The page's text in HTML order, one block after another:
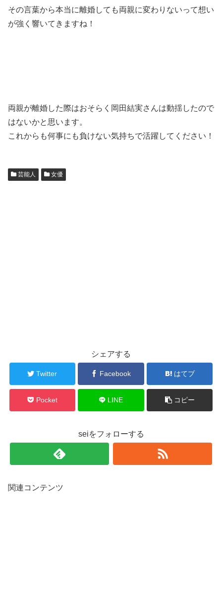
その言葉から本当に離婚しても両親に変わりないって想い
が強く響いてきますね！
両親が離婚した際はおそらく岡田結実さんは動揺したので
はないかと思います。
これからも何事にも負けない気持ちで活躍してください！
芸能人 女優
シェアする
Twitter Facebook はてブ
Pocket LINE コピー
seiをフォローする
関連コンテンツ